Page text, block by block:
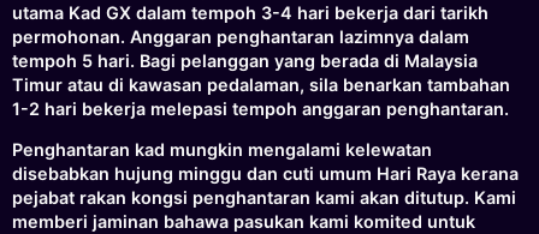
utama Kad GX dalam tempoh 3-4 hari bekerja dari tarikh
permohonan. Anggaran penghantaran lazimnya dalam
tempoh 5 hari. Bagi pelanggan yang berada di Malaysia
Timur atau di kawasan pedalaman, sila benarkan tambahan
1-2 hari bekerja melepasi tempoh anggaran penghantaran.
Penghantaran kad mungkin mengalami kelewatan
disebabkan hujung minggu dan cuti umum Hari Raya kerana
pejabat rakan kongsi penghantaran kami akan ditutup. Kami
memberi jaminan bahawa pasukan kami komited untuk